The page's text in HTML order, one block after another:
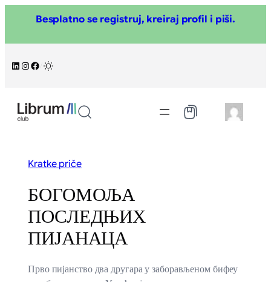
sadržaj
Besplatno se registruj, kreiraj profil i piši.
LinkedIn
Instagram
Facebook
Kratke priče
БОГОМОЉА
ПОСЛЕДЊИХ
ПИЈАНАЦА
Прво пијанство два другара у заборављеном бифеу